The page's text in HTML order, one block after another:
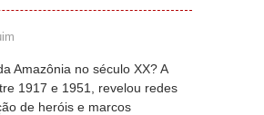
Amazônia no século XX? A
1917 e 1951, revelou redes
de heróis e marcos